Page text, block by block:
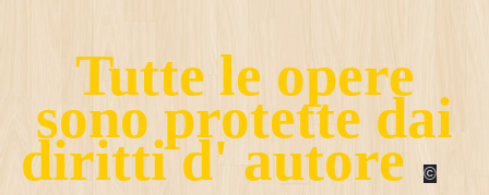
Tutte le opere
sono protette dai
diritti d' autore ©